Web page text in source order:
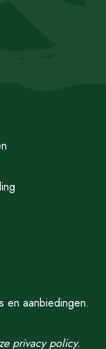
en aanbiedingen.
privacy policy.